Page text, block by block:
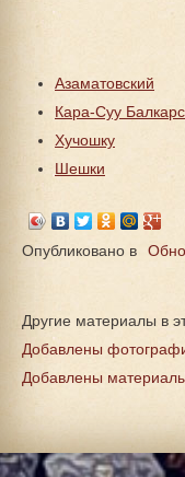
Азаматовский
Кара-Суу
Хучошку
Шешки
Опубликовано в
Другие материалы в
Добавлены
Добавлены